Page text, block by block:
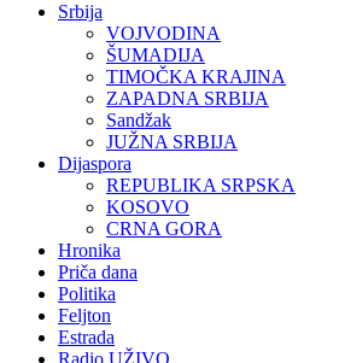
Srbija
VOJVODINA
ŠUMADIJA
TIMOČKA KRAJINA
ZAPADNA SRBIJA
Sandžak
JUŽNA SRBIJA
Dijaspora
REPUBLIKA SRPSKA
KOSOVO
CRNA GORA
Hronika
Priča dana
Politika
Feljton
Estrada
Radio UŽIVO